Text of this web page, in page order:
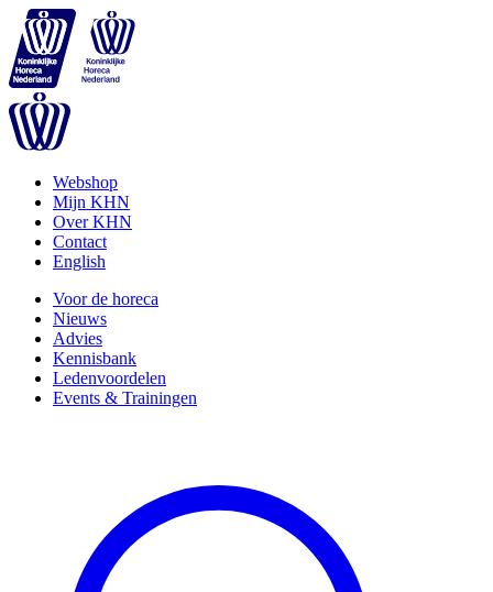
Webshop
Mijn KHN
Over KHN
Contact
English
Voor de horeca
Nieuws
Advies
Kennisbank
Ledenvoordelen
Events & Trainingen